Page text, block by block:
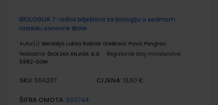
BIOLOGIJA 7; radna bilježnica za biologiju u sedmom
razredu osnovne škole
Autor(i): Bendelja Lukša Roščak Orešković Pavić Pongrac
Nakladnik: ŠKOLSKA KNJIGA d.d.
Registarski broj ministarstva:
5982-DOM
SKU: 556207 CIJENA: 13,60 €
ŠIFRA OMOTA: 500744